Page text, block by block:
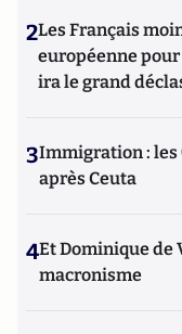
2Les Français
européenne
ira le grand
3Immigration : les
après Ceuta
4Et Dominique de
macronisme